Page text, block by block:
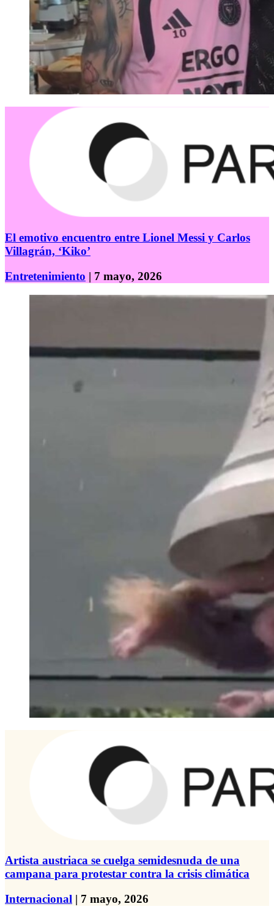
El emotivo encuentro entre Lionel Messi y Carlos
Villagrán, ‘Kiko’
Entretenimiento | 7 mayo, 2026
Artista austriaca se cuelga semidesnuda de una
campana para protestar contra la crisis climática
Internacional | 7 mayo, 2026